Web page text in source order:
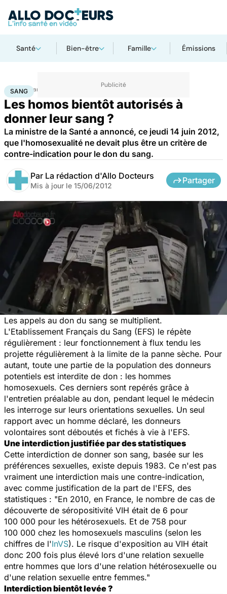
Santé Bien-être Famille Émissions
Accueil Santé
SANG
Les homos bientôt autorisés à
donner leur sang ?
La ministre de la Santé a annoncé, ce jeudi 14 juin 2012,
que l'homosexualité ne devait plus être un critère de
contre-indication pour le don du sang.
Par La rédaction d'Allo Docteurs
Mis à jour le 15/06/2012
Partager
Les appels au don du sang se multiplient.
L'Etablissement Français du Sang (EFS) le répète
régulièrement : leur fonctionnement à flux tendu les
projette régulièrement à la limite de la panne sèche. Pour
autant, toute une partie de la population des donneurs
potentiels est interdite de don : les hommes
homosexuels. Ces derniers sont repérés grâce à
l'entretien préalable au don, pendant lequel le médecin
les interroge sur leurs orientations sexuelles. Un seul
rapport avec un homme déclaré, les donneurs
volontaires sont déboutés et fichés à vie à l'EFS.
Une interdiction justifiée par des statistiques
Cette interdiction de donner son sang, basée sur les
préférences sexuelles, existe depuis 1983. Ce n'est pas
vraiment une interdiction mais une contre-indication,
avec comme justification de la part de l'EFS, des
statistiques : "En 2010, en France, le nombre de cas de
découverte de séropositivité VIH était de 6 pour
100 000 pour les hétérosexuels. Et de 758 pour
100 000 chez les homosexuels masculins (selon les
chiffres de l'InVS). Le risque d'exposition au VIH était
donc 200 fois plus élevé lors d'une relation sexuelle
entre hommes que lors d'une relation hétérosexuelle ou
d'une relation sexuelle entre femmes."
Interdiction bientôt levée ?